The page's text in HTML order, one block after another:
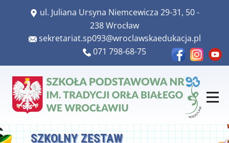
​ul. Juliana Ursyna Niemcewicza 29-31, 50 -
238 Wrocław
​​sekretariat.sp093@wroclawskaedukacja.pl
​​071 798-68-75
SZKOLNY ZESTAW